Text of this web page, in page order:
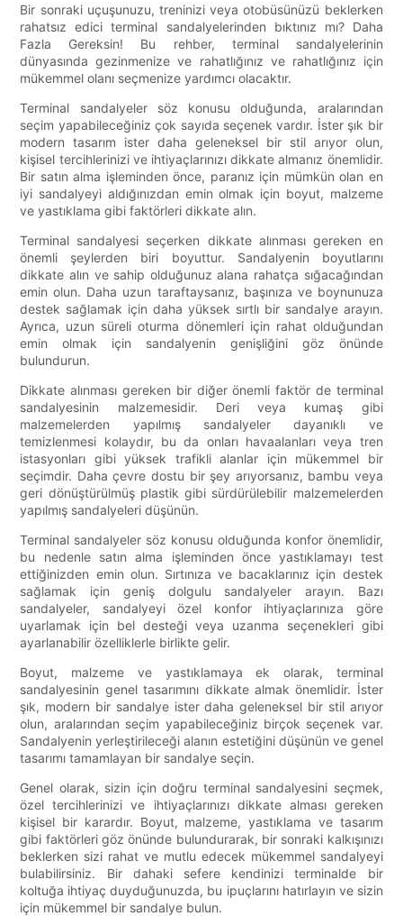
Bir sonraki uçuşunuzu, treninizi veya otobüsünüzü beklerken
rahatsız edici terminal sandalyelerinden bıktınız mı? Daha
Fazla Gereksin! Bu rehber, terminal sandalyelerinin
dünyasında gezinmenize ve rahatlığınız ve rahatlığınız için
mükemmel olanı seçmenize yardımcı olacaktır.
Terminal sandalyeler söz konusu olduğunda, aralarından
seçim yapabileceğiniz çok sayıda seçenek vardır. İster şık bir
modern tasarım ister daha geleneksel bir stil arıyor olun,
kişisel tercihlerinizi ve ihtiyaçlarınızı dikkate almanız önemlidir.
Bir satın alma işleminden önce, paranız için mümkün olan en
iyi sandalyeyi aldığınızdan emin olmak için boyut, malzeme
ve yastıklama gibi faktörleri dikkate alın.
Terminal sandalyesi seçerken dikkate alınması gereken en
önemli şeylerden biri boyuttur. Sandalyenin boyutlarını
dikkate alın ve sahip olduğunuz alana rahatça sığacağından
emin olun. Daha uzun taraftaysanız, başınıza ve boynunuza
destek sağlamak için daha yüksek sırtlı bir sandalye arayın.
Ayrıca, uzun süreli oturma dönemleri için rahat olduğundan
emin olmak için sandalyenin genişliğini göz önünde
bulundurun.
Dikkate alınması gereken bir diğer önemli faktör de terminal
sandalyesinin malzemesidir. Deri veya kumaş gibi
malzemelerden yapılmış sandalyeler dayanıklı ve
temizlenmesi kolaydır, bu da onları havaalanları veya tren
istasyonları gibi yüksek trafikli alanlar için mükemmel bir
seçimdir. Daha çevre dostu bir şey arıyorsanız, bambu veya
geri dönüştürülmüş plastik gibi sürdürülebilir malzemelerden
yapılmış sandalyeleri düşünün.
Terminal sandalyeler söz konusu olduğunda konfor önemlidir,
bu nedenle satın alma işleminden önce yastıklamayı test
ettiğinizden emin olun. Sırtınıza ve bacaklarınız için destek
sağlamak için geniş dolgulu sandalyeler arayın. Bazı
sandalyeler, sandalyeyi özel konfor ihtiyaçlarınıza göre
uyarlamak için bel desteği veya uzanma seçenekleri gibi
ayarlanabilir özelliklerle birlikte gelir.
Boyut, malzeme ve yastıklamaya ek olarak, terminal
sandalyesinin genel tasarımını dikkate almak önemlidir. İster
şık, modern bir sandalye ister daha geleneksel bir stil arıyor
olun, aralarından seçim yapabileceğiniz birçok seçenek var.
Sandalyenin yerleştirileceği alanın estetiğini düşünün ve genel
tasarımı tamamlayan bir sandalye seçin.
Genel olarak, sizin için doğru terminal sandalyesini seçmek,
özel tercihlerinizi ve ihtiyaçlarınızı dikkate alması gereken
kişisel bir karardır. Boyut, malzeme, yastıklama ve tasarım
gibi faktörleri göz önünde bulundurarak, bir sonraki kalkışınızı
beklerken sizi rahat ve mutlu edecek mükemmel sandalyeyi
bulabilirsiniz. Bir dahaki sefere kendinizi terminalde bir
koltuğa ihtiyaç duyduğunuzda, bu ipuçlarını hatırlayın ve sizin
için mükemmel bir sandalye bulun.